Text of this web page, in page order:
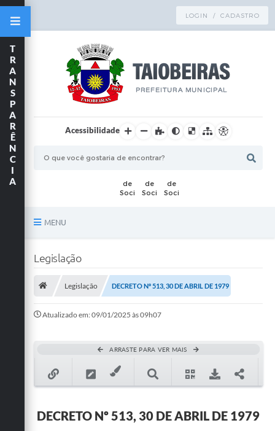
LOGIN / CADASTRO
Acessibilidade
MENU
Mapa do Site
SIC
T
R
A
N
S
P
A
R
Ê
N
C
I
A
Legislação
Legislação DECRETO Nº 513, 30 DE ABRIL DE 1979
Atualizado em: 09/01/2025 às 09h07
ARRASTE PARA VER MAIS
DECRETO Nº 513, 30 DE ABRIL DE 1979